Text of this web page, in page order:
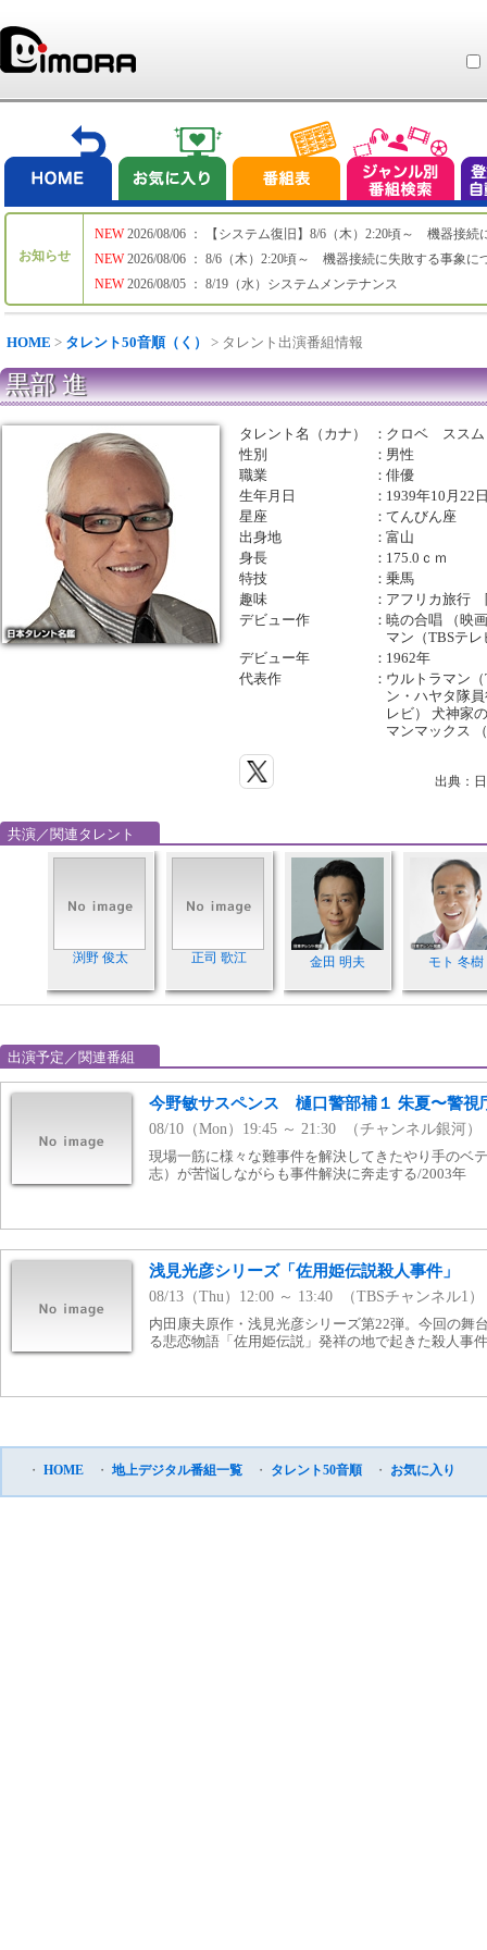
お知らせ
NEW
NEW
NEW
2026/08/06 ： 【システム復旧】8/6（木）2:20頃～ 機器接続
2026/08/06 ： 8/6（木）2:20頃～ 機器接続に失敗する事象に
2026/08/05 ： 8/19（水）システムメンテナンス
HOME > タレント50音順（く） > タレント出演番組情報
黒部 進
タレント名（カナ） ： クロベ ススム
性別
： 男性
職業
：俳優
生年月日
： 1939年10月22
星座
：てんびん座
出身地
：富山
身長
： 175.0ｃｍ
特技
：乗馬
趣味
： アフリカ旅行
デビュー作
：暁の合唱 （映
マン（TBSテ
デビュー年
： 1962年
代表作
： ウルトラマン
ン・ハヤタ隊
レビ） 犬神家
マンマックス
出典：
共演／関連タレント
渕野 俊太 正司 歌江 金田 明夫 モト 冬樹
出演予定／関連番組
今野敏サスペンス 樋口警部補１ 朱夏〜警視
08/10（Mon）19:45 ～ 21:30 （チャンネル銀河）
現場一筋に様々な難事件を解決してきたやり手のベ
志）が苦悩しながらも事件解決に奔走する/2003年
浅見光彦シリーズ「佐用姫伝説殺人事件」
08/13（Thu）12:00 ～ 13:40 （TBSチャンネル1）
内田康夫原作・浅見光彦シリーズ第22弾。今回の舞
る悲恋物語「佐用姫伝説」発祥の地で起きた殺人事
・ HOME ・ 地上デジタル番組一覧 ・ タレント50音順 ・ お気に入り